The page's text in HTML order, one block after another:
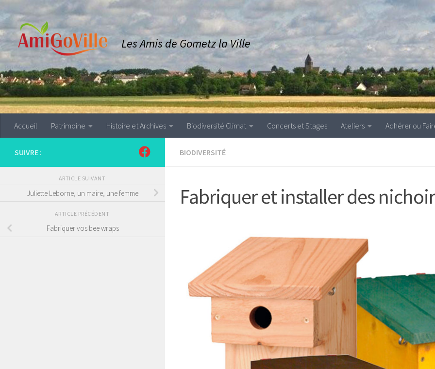
Skip to content
Les Amis de Gometz la Ville
Accueil Patrimoine Histoire et Archives Biodiversité Climat Concerts et Stages Ateliers Adhérer ou
BIODIVERSITÉ
Fabriquer et installer des
SUIVRE :
ARTICLE SUIVANT
Juliette Leborne, un maire, une femme
ARTICLE PRÉCÉDENT
Fabriquer vos bee wraps